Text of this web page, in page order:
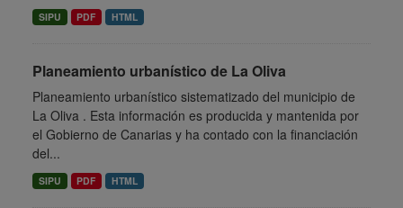
SIPU PDF HTML
Planeamiento urbanístico de La Oliva
Planeamiento urbanístico sistematizado del municipio de
La Oliva . Esta información es producida y mantenida por
el Gobierno de Canarias y ha contado con la financiación
del...
SIPU PDF HTML